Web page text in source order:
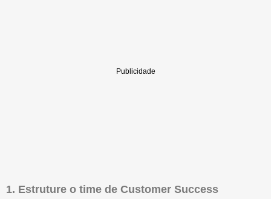
1. Estruture o time de Customer Success